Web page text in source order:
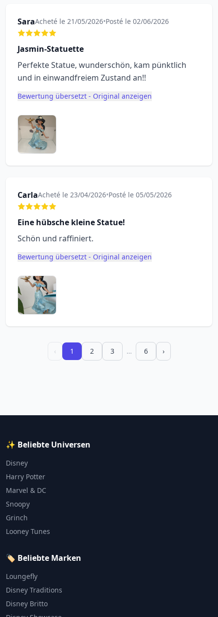
SaraAcheté le 21/05/2026•Posté le 02/06/2026
Jasmin-Statuette
Perfekte Statue, wunderschön, kam pünktlich
und in einwandfreiem Zustand an!!
Bewertung übersetzt - Original anzeigen
CarlaAcheté le 23/04/2026•Posté le 05/05/2026
Eine hübsche kleine Statue!
Schön und raffiniert.
Bewertung übersetzt - Original anzeigen
‹ 1 2 3 … 6 ›
✨ Beliebte Universen
Disney
Harry Potter
Marvel & DC
Snoopy
Grinch
Looney Tunes
🏷️ Beliebte Marken
Loungefly
Disney Traditions
Disney Britto